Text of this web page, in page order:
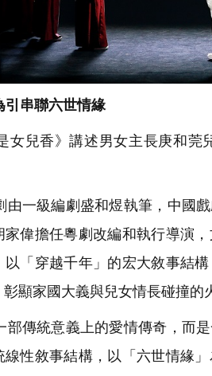
串聯六世情緣
兒香》講述男女主長庚和莞
一級編劇盛和煜執筆，中國
家偉擔任粵劇改編和執行導演
以「穿越千年」的宏大敘事結
顯家國大義與兒女情長碰撞的
傳統意義上的愛情傳奇，而
線性敘事結構，以「六世情緣